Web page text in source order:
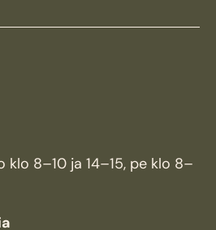
klo 8–10 ja 14–15, pe klo 8–